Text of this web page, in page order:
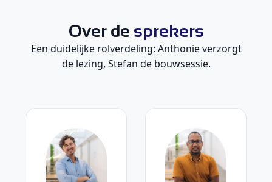
Over de sprekers
Een duidelijke rolverdeling: Anthonie verzorgt
de lezing, Stefan de bouwsessie.